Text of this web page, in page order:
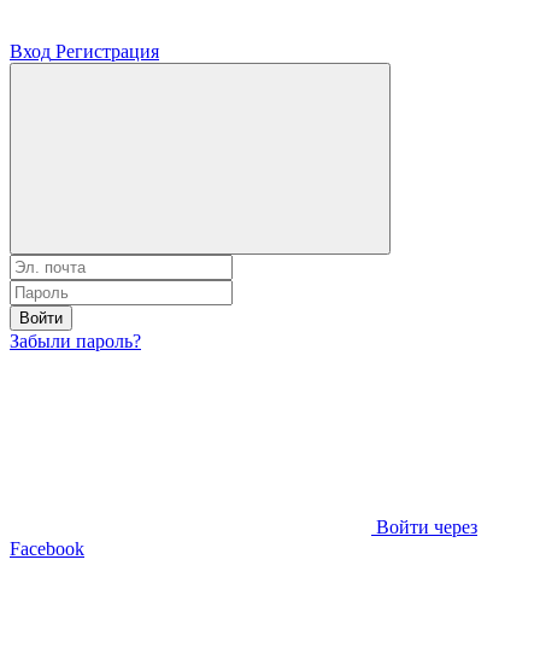
Вход Регистрация
Войти
Забыли пароль?
Войти через
Facebook